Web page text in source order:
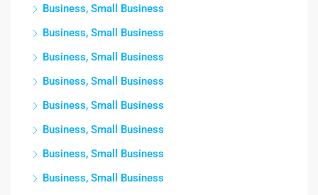
Business, Small Business
Business, Small Business
Business, Small Business
Business, Small Business
Business, Small Business
Business, Small Business
Business, Small Business
Business, Small Business